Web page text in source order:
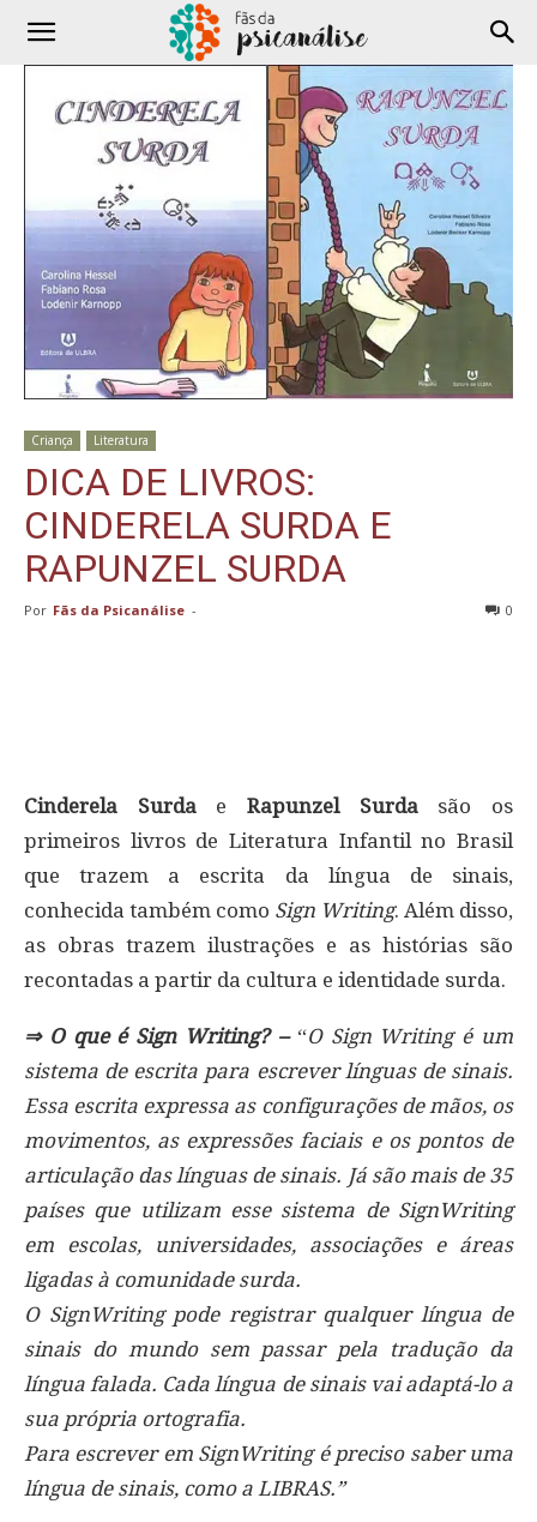
Criança Literatura
DICA DE LIVROS:
CINDERELA SURDA E
RAPUNZEL SURDA
Por Fãs da Psicanálise - 0
Cinderela SurdaeRapunzel Surdasão os
primeiros livros de Literatura Infantil no Brasil
que trazem a escrita da língua de sinais,
conhecida também como Sign Writing. Além disso,
as obras trazem ilustrações e as histórias são
recontadas a partir da cultura e identidade surda.
⇒ O que é Sign Writing? –“O Sign Writing é um
sistema de escrita para escrever línguas de sinais.
Essa escrita expressa as configurações de mãos, os
movimentos, as expressões faciais e os pontos de
articulação das línguas de sinais. Já são mais de 35
países que utilizam esse sistema de SignWriting
em escolas, universidades, associações e áreas
ligadas à comunidade surda.
O SignWriting pode registrar qualquer língua de
sinais do mundo sem passar pela tradução da
língua falada. Cada língua de sinais vai adaptá-lo a
sua própria ortografia.
Para escrever em SignWriting é preciso saber uma
língua de sinais, como a LIBRAS.”